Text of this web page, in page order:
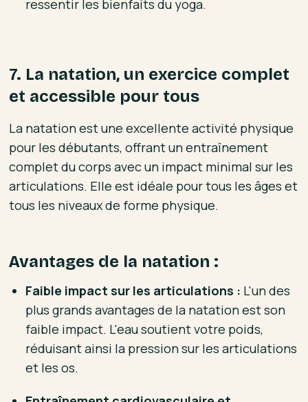
ressentir les bienfaits du yoga.
7. La natation, un exercice complet
et accessible pour tous
La natation est une excellente activité physique
pour les débutants, offrant un entraînement
complet du corps avec un impact minimal sur les
articulations. Elle est idéale pour tous les âges et
tous les niveaux de forme physique.
Avantages de la natation :
Faible impact sur les articulations : L'un des
plus grands avantages de la natation est son
faible impact. L'eau soutient votre poids,
réduisant ainsi la pression sur les articulations
et les os.